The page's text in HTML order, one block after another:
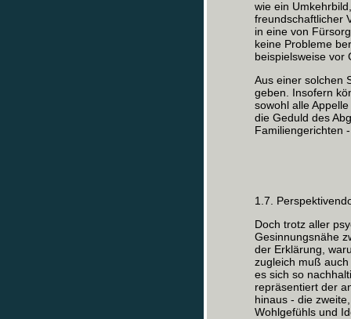
wie ein
freundschaftlicher
in eine von
keine Probleme
beispielsweise vor
Aus einer solchen
geben. Insofern
sowohl alle
die Geduld des
Familiengerichten
1.7.
Doch trotz aller
Gesinnungsnähe
der Erklärung,
zugleich muß
es sich so
repräsentiert der
hinaus - die
Wohlgefühls und